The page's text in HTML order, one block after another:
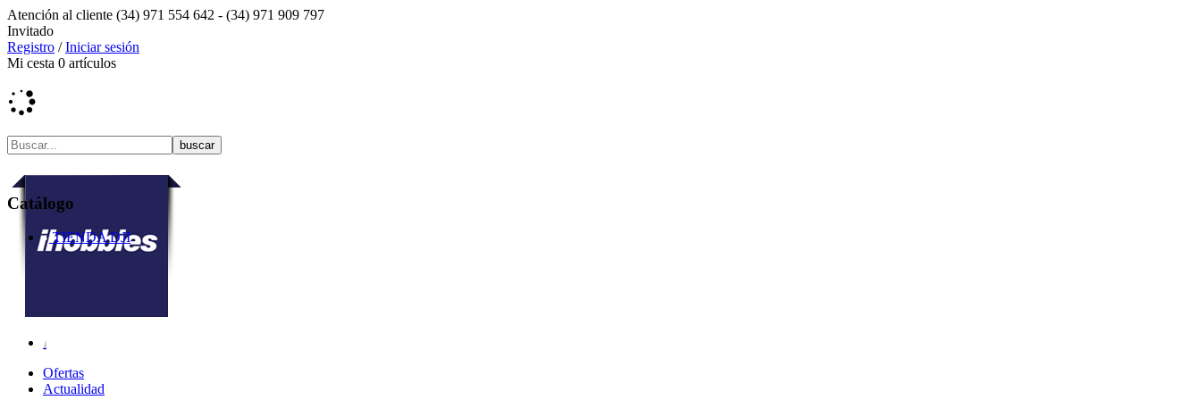
Atención al cliente (34) 971 554 642 - (34) 971 909 797
Invitado
Registro /Iniciar sesión
Mi cesta 0 artículos
Ofertas
Actualidad
Catálogo
TIENDA DJI